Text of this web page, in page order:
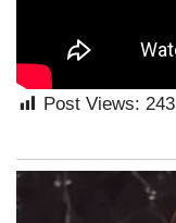
Post Views: 243